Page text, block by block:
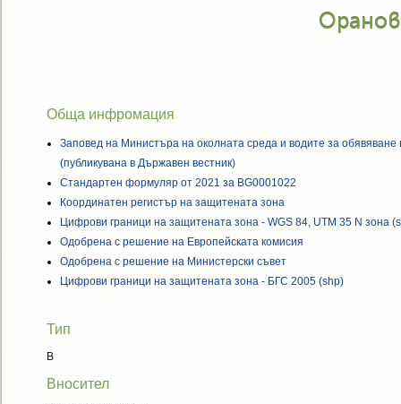
Обща инфромация
Заповед на Министъра на околната среда и водите за
(публикувана в Държавен вестник)
Стандартен формуляр от 2021 за BG0001022
Координатен регистър на защитената зона
Цифрови граници на защитената зона - WGS 84, UTM 35 N зона
Одобрена с решение на Европейската комисия
Одобрена с решение на Министерски съвет
Цифрови граници на защитената зона - БГС 2005 (shp)
Тип
B
Вносител